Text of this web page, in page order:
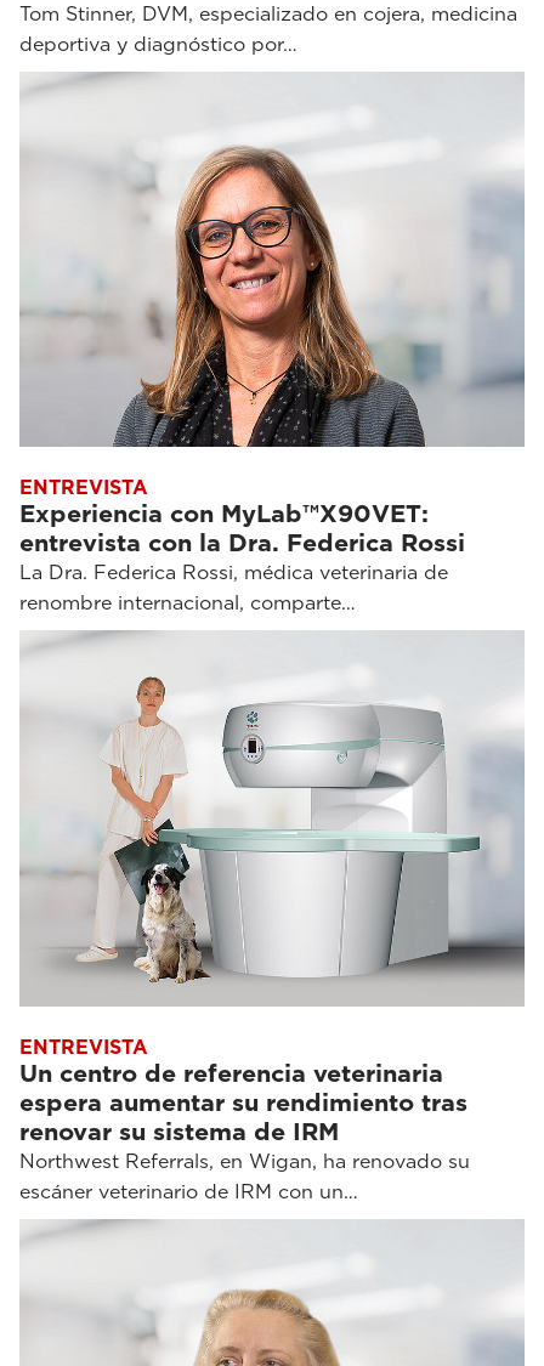
Tom Stinner, DVM, especializado en cojera, medicina
deportiva y diagnóstico por…
ENTREVISTA
Experiencia con MyLab™X90VET:
entrevista con la Dra. Federica Rossi
La Dra. Federica Rossi, médica veterinaria de
renombre internacional, comparte…
ENTREVISTA
Un centro de referencia veterinaria
espera aumentar su rendimiento tras
renovar su sistema de IRM
Northwest Referrals, en Wigan, ha renovado su
escáner veterinario de IRM con un…